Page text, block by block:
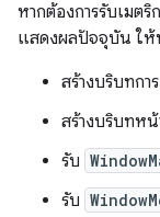
หากต้องการรับเมต
แสดงผลปัจจุบัน ให้
สร้างบริบทกา
สร้างบริบทหน้
รับ
รับ